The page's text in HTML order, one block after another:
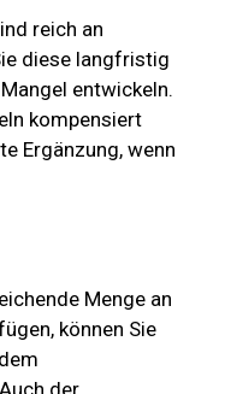
reich an
diese langfristig
entwickeln.
kompensiert
Ergänzung, wenn
Menge an
können Sie
der